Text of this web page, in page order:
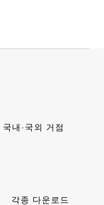
국내·국외 거점
각종 다운로드